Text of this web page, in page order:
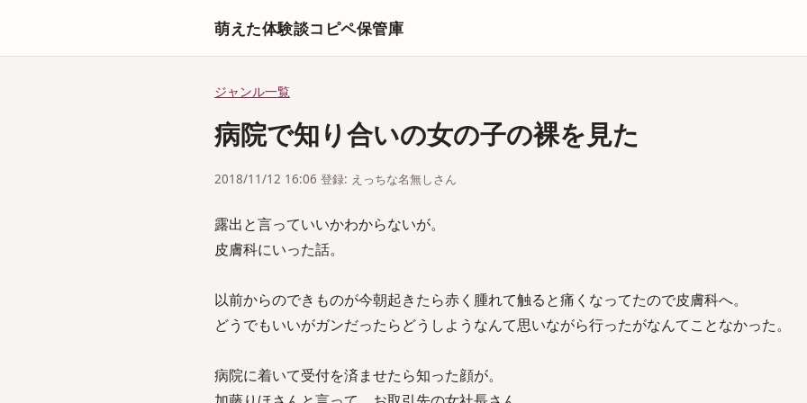
萌えた体験談コピペ保管庫
ジャンル一覧
病院で知り合いの女の子の裸を見た
2018/11/12 16:06 登録: えっちな名無しさん
露出と言っていいかわからないが。
皮膚科にいった話。
以前からのできものが今朝起きたら赤く腫れて触ると痛くなってたので皮膚科へ。
どうでもいいがガンだったらどうしようなんて思いながら行ったがなんてことなかった。
病院に着いて受付を済ませたら知った顔が。